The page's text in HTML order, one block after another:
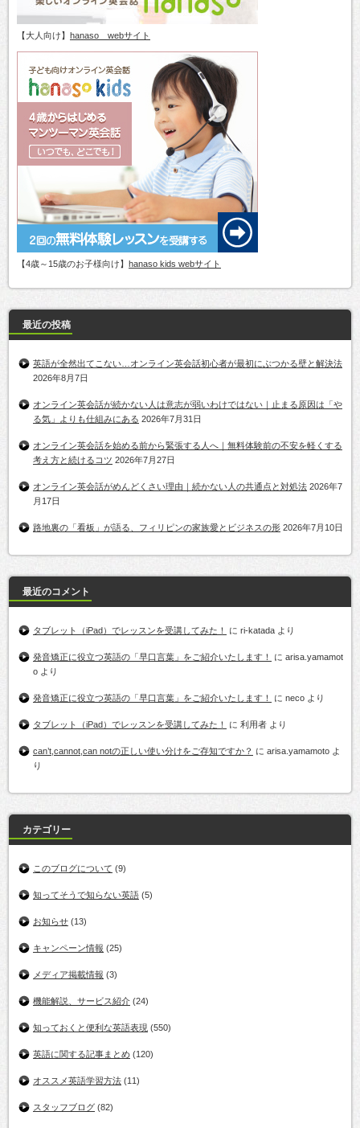
【大人向け】 hanaso webサイト
【4歳～15歳のお子様向け】 hanaso kids webサイト
最近の投稿
英語が全然出てこない…オンライン英会話初心者が最初にぶつかる壁と解決法
2026年8月7日
オンライン英会話が続かない人は意志が弱いわけではない｜止まる原因は「や
る気」よりも仕組みにある 2026年7月31日
オンライン英会話を始める前から緊張する人へ｜無料体験前の不安を軽くする
考え方と続けるコツ 2026年7月27日
オンライン英会話がめんどくさい理由｜続かない人の共通点と対処法 2026年7
月17日
路地裏の「看板」が語る、フィリピンの家族愛とビジネスの形 2026年7月10日
最近のコメント
タブレット（iPad）でレッスンを受講してみた！ に ri-katada より
発音矯正に役立つ英語の「早口言葉」をご紹介いたします！ に arisa.yamamot
o より
発音矯正に役立つ英語の「早口言葉」をご紹介いたします！ に neco より
タブレット（iPad）でレッスンを受講してみた！ に 利用者 より
can’t,cannot,can notの正しい使い分けをご存知ですか？ に arisa.yamamoto よ
り
カテゴリー
このブログについて (9)
知ってそうで知らない英語 (5)
お知らせ (13)
キャンペーン情報 (25)
メディア掲載情報 (3)
機能解説、サービス紹介 (24)
知っておくと便利な英語表現 (550)
英語に関する記事まとめ (120)
オススメ英語学習方法 (11)
スタッフブログ (82)